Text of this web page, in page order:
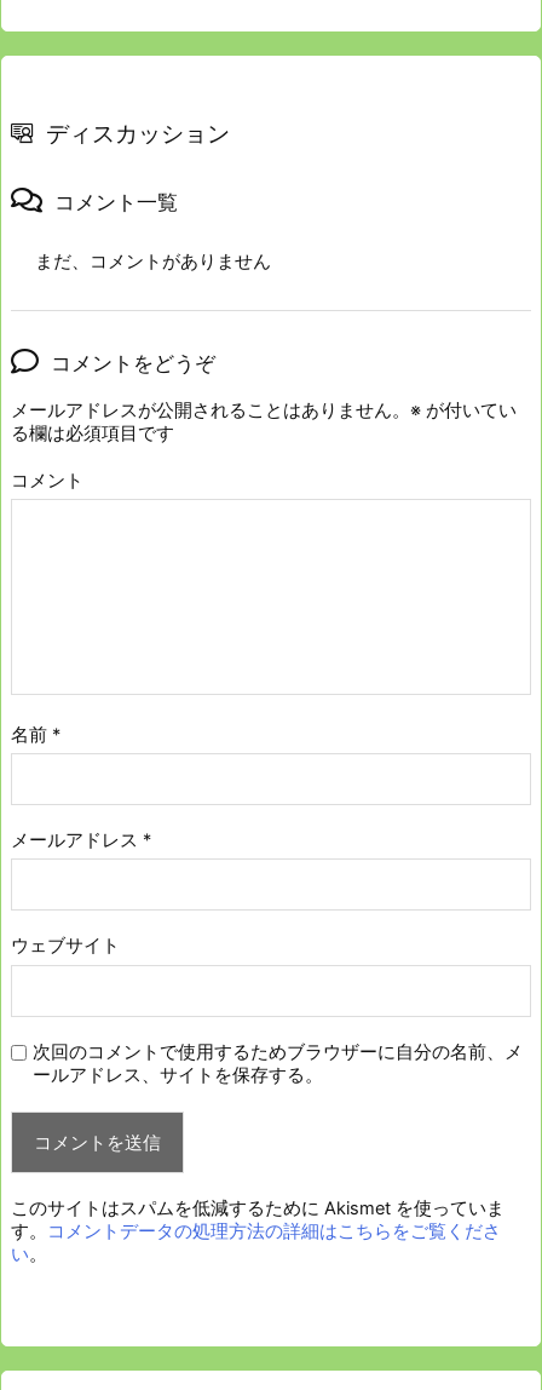
ディスカッション
コメント一覧
まだ、コメントがありません
コメントをどうぞ
メールアドレスが公開されることはありません。 ※ が付いてい
る欄は必須項目です
コメント
名前 *
メールアドレス *
ウェブサイト
次回のコメントで使用するためブラウザーに自分の名前、メ
ールアドレス、サイトを保存する。
このサイトはスパムを低減するために Akismet を使っていま
す。
コメントデータの処理方法の詳細はこちらをご覧くださ
い。